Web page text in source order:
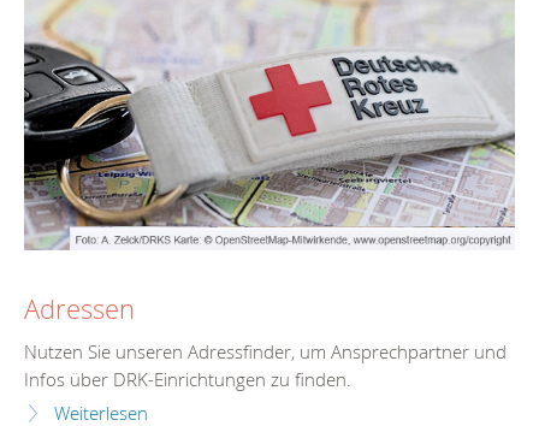
Adressen
Nutzen Sie unseren Adressfinder, um Ansprechpartner und
Infos über DRK-Einrichtungen zu finden.
Weiterlesen